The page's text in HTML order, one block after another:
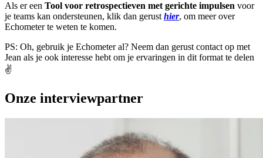
Als er een Tool voor retrospectieven met gerichte impulsen voor
je teams kan ondersteunen, klik dan gerust hier, om meer over
Echometer te weten te komen.
PS: Oh, gebruik je Echometer al? Neem dan gerust contact op met
Jean als je ook interesse hebt om je ervaringen in dit format te delen
✌️
Onze interviewpartner